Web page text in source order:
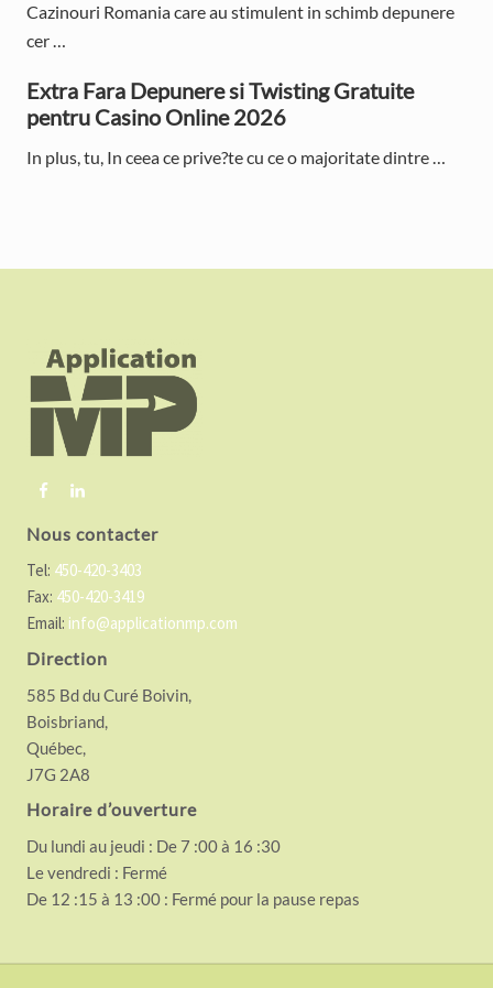
Cazinouri Romania care au stimulent in schimb depunere
cer …
Extra Fara Depunere si Twisting Gratuite
pentru Casino Online 2026
In plus, tu, In ceea ce prive?te cu ce o majoritate dintre …
Nous contacter
Tel: 450-420-3403
Fax: 450-420-3419
Email: info@applicationmp.com
Direction
585 Bd du Curé Boivin,
Boisbriand,
Québec,
J7G 2A8
Horaire d’ouverture
Du lundi au jeudi : De 7 :00 à 16 :30
Le vendredi : Fermé
De 12 :15 à 13 :00 : Fermé pour la pause repas